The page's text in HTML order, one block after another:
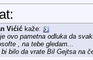
Vićićkaže:
ovo pametna odluka da
, na tebe gledam...
bi bilo da vrate Bil Gejtsa na